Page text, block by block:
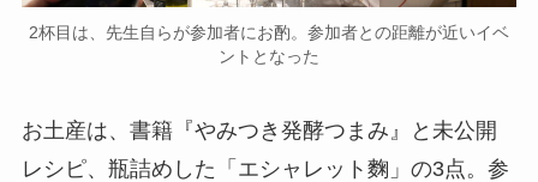
2杯目は、先生自らが参加者にお酌。参加者との距離が近いイベ
ントとなった
お土産は、書籍『やみつき発酵つまみ』と未公開
レシピ、瓶詰めした「エシャレット麴」の3点。参